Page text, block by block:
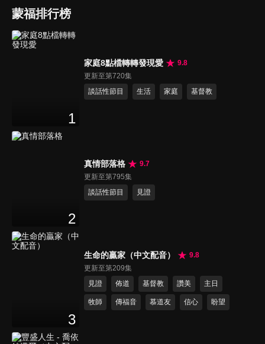
蒙福排行榜
1
家庭8點檔轉轉發現愛
9.8
更新至第720集
談話性節目
生活 家庭 基督教
2
真情部落格
9.7
更新至第795集
談話性節目
見證
3
生命的贏家（中文配音）
9.8
更新至第209集
見證
佈道 基督教 讚美 主日
牧師 傳福音 慕道友 信心 盼望